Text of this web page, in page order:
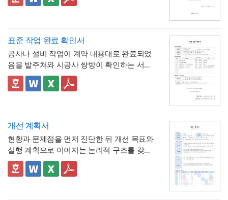
조정해 적용할 수 있음을 안내
연차 사용으로 인해 발생할 수 있는 업무 공백
표에 제시된 환산 기준은 1일 8시간(주 40시
간) 근무를 전제로 한 것이므로,소정근로시간
이 다른 사업장이라면 이 기준을 그대로 적용
근로시간이 7시간인 사업장이라면 1시간당
을 기준으로 별도의 환산표를 마련해두는 것
이 정확합니다. 또한 법정 연차휴가는 원칙적
으로 1일 단위 사용이 기본이며, 시간단위 사
용은 법적 의무사항이 아니라 회사가 취업규
칙 등을 통해 자율적으로 도입하는 제도이므
한눈에 확인할 수 있도록 함
2. "급여 지급여부 : 무급(급여 미지급)"이라는
항목을 별도로 명시해, 이 휴직이 유급이 아닌
무급으로 처리되었음을 문서상 명확히 못박
음
3. "회사 내부 규정에 따른 휴직 기준이 적용
되었음을 확인한다"는 문구로, 이 무급휴직이
임의가 아니라 회사의 정식 내부 규정 절차를
거쳐 승인·실시되었음을 명시
4. 확인자(경영지원팀 담당자)의 서명과 회사
직인으로 마무리해, 근로자가 이 문서를 대외
무급휴직 확인서는
히 계산해 기재하는 것이 가장 중요합니다. 휴
직 시작일과 종료일을 실제 승인된 휴직원 내
실제 일수를 정확히 세어 기재해야 이후 급여
표준 작업 완료 확인서
공사나 설비 작업이 계약 내용대로 완료되었
음을 발주처와 시공사 쌍방이 확인하는 서식
입니다. 작업항목별로 계획 수량과 완료 수량
을 나란히 대조하고, 하자 여부와 하자보증기
증할 수 있는 것이 특징입니다.
✅ 계획 대비 완료 수량 검증 및 하자 확인 관
다면 반드시 비고란에 그 사유(예 : 설계 변경,
현장 여건상 수량 조정 등)를 구체적으로 기재
해야 하며, 임의로 수량을 맞춰 기재하는 일이
없도록 해야 합니다. 하자여부를 "하자 없
음"으로 확인하는 경우에도 하자보증기간 내
에 새로운 하자가 발견될 수 있으므로, 이 확
💡 작성 팁
작업 완료 확인서는계획과 완료의 정확한 대
조가 가장 중요 하므로, 현장 실사를 통해 실제
완료된 개소·수량을 정확히 확인한 뒤 계획 수
개선 계획서
현황과 문제점을 먼저 진단한 뒤 개선 목표와
실행 계획으로 이어지는 논리적 구조를 갖춘
업무 개선 보고서입니다. 개선분야를 IT·전산,
업무 프로세스, 안전, 품질 등으로 체크박스
👔 이 서식의 구성 특징